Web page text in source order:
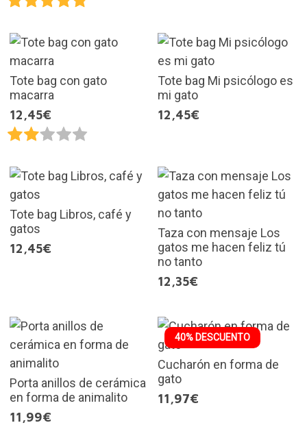
Tote bag con gato
macarra
12,45€
Tote bag Mi psicólogo es
mi gato
12,45€
Tote bag Libros, café y
gatos
12,45€
Taza con mensaje Los
gatos me hacen feliz tú
no tanto
12,35€
Porta anillos de cerámica
en forma de animalito
11,99€
40% DESCUENTO
Cucharón en forma de
gato
11,97€